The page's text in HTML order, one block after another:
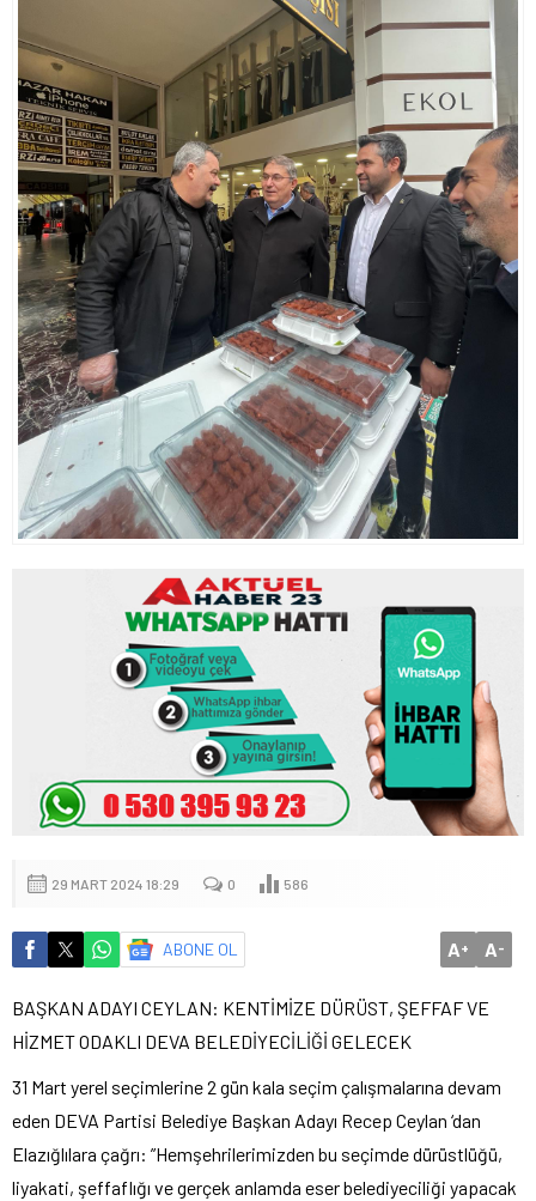
29 MART 2024 18:29 0 586
ABONE OL A+ A-
BAŞKAN ADAYI CEYLAN: KENTİMİZE DÜRÜST, ŞEFFAF VE
HİZMET ODAKLI DEVA BELEDİYECİLİĞİ GELECEK
31 Mart yerel seçimlerine 2 gün kala seçim çalışmalarına devam
eden DEVA Partisi Belediye Başkan Adayı Recep Ceylan ‘dan
Elazığlılara çağrı: ”Hemşehrilerimizden bu seçimde dürüstlüğü,
liyakati, şeffaflığı ve gerçek anlamda eser belediyeciliği yapacak